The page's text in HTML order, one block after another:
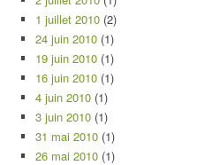
1 juillet 2010 (2)
24 juin 2010 (1)
19 juin 2010 (1)
16 juin 2010 (1)
4 juin 2010 (1)
3 juin 2010 (1)
31 mai 2010 (1)
26 mai 2010 (1)